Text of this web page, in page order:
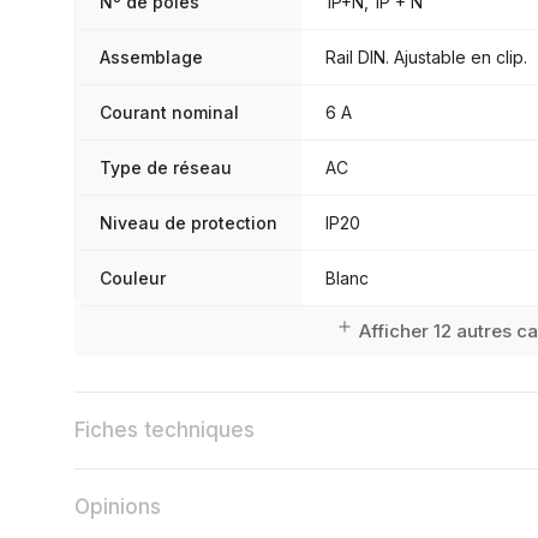
Assemblage Rail DIN. Ajustable en clip.
Courant nominal 6 A
Type de réseau AC
Niveau de protection IP20
Couleur Blanc
Afficher 12 autres
Fiches techniques
Opinions